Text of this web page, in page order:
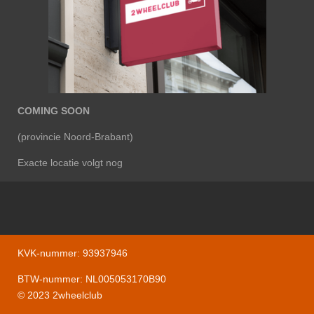
COMING SOON
(provincie Noord-Brabant)
Exacte locatie volgt nog
KVK-nummer: 93937946
BTW-nummer: NL005053170B90
© 2023 2wheelclub